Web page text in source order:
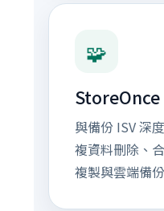
🧩
與備份 ISV 深
複資料刪除、
複製與雲端備